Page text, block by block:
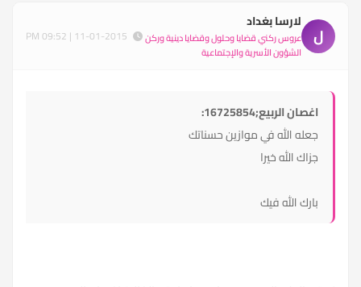
ل
لارسا بغداد
عروس ركني قضايا وحلول وقضايا دينية وركن
الشؤون الأسرية والإجتماعية
اغصان الربيع;16725854:
جعله الله في موازين حسناتك
جزاك الله خيرا
بارك الله فيك